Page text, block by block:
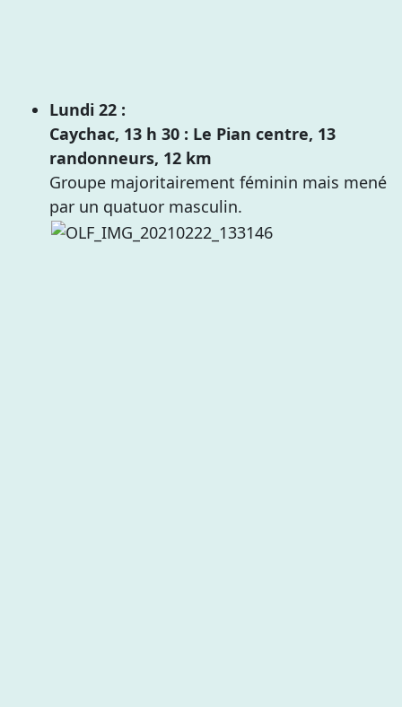
Lundi 22 :
Caychac, 13 h 30 : Le Pian centre, 13
randonneurs, 12 km
Groupe majoritairement féminin mais mené
par un quatuor masculin.